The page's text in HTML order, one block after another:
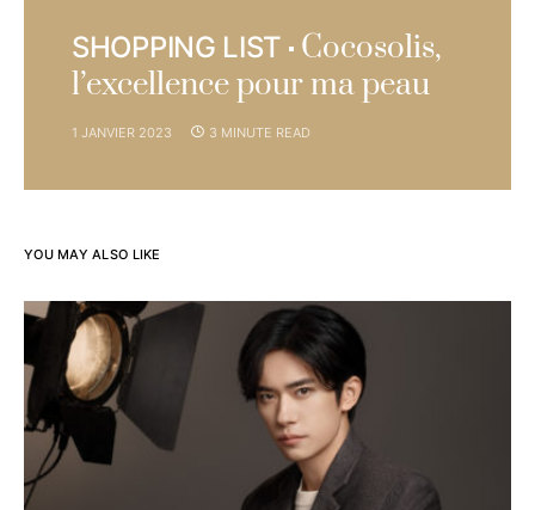
SHOPPING LIST
Cocosolis,
l’excellence pour ma peau
1 JANVIER 2023 3 MINUTE READ
YOU MAY ALSO LIKE